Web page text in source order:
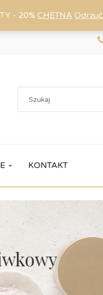
- 20% CHĘTNA Odrzuć
KONTAKT